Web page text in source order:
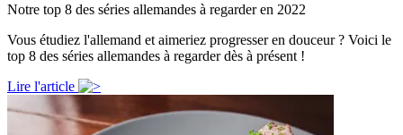
Notre top 8 des séries allemandes à regarder en 2022
Vous étudiez l'allemand et aimeriez progresser en douceur ? Voici le
top 8 des séries allemandes à regarder dès à présent !
Lire l'article